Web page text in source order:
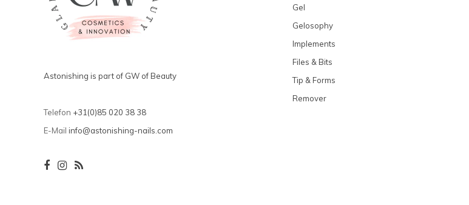
Astonishing is part of GW of Beauty
Telefon +31(0)85 020 38 38
E-Mail info@astonishing-nails.com
Gel
Gelosophy
Implements
Files & Bits
Tip & Forms
Remover